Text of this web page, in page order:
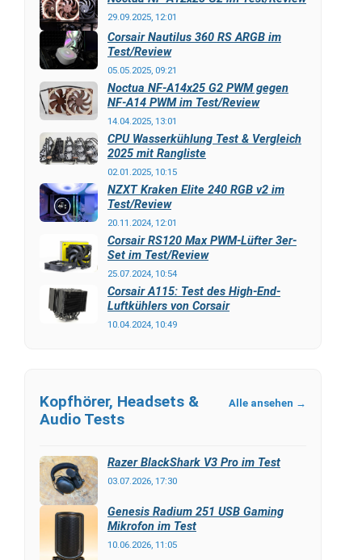
29.09.2025, 12:01
Corsair Nautilus 360 RS ARGB im
Test/Review
05.05.2025, 09:21
Noctua NF-A14x25 G2 PWM gegen
NF-A14 PWM im Test/Review
14.04.2025, 13:01
CPU Wasserkühlung Test & Vergleich
2025 mit Rangliste
02.01.2025, 10:15
NZXT Kraken Elite 240 RGB v2 im
Test/Review
20.11.2024, 12:01
Corsair RS120 Max PWM-Lüfter 3er-
Set im Test/Review
25.07.2024, 10:54
Corsair A115: Test des High-End-
Luftkühlers von Corsair
10.04.2024, 10:49
Kopfhörer, Headsets &
Audio Tests
Alle ansehen →
Razer BlackShark V3 Pro im Test
03.07.2026, 17:30
Genesis Radium 251 USB Gaming
Mikrofon im Test
10.06.2026, 11:05